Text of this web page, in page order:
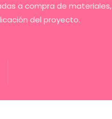
a compra de materiales,
del proyecto.